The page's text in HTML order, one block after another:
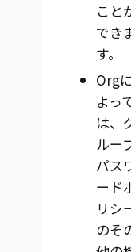
こと
でき
す。
Org
よっ
は、
ルー
パス
ード
リシ
のそ